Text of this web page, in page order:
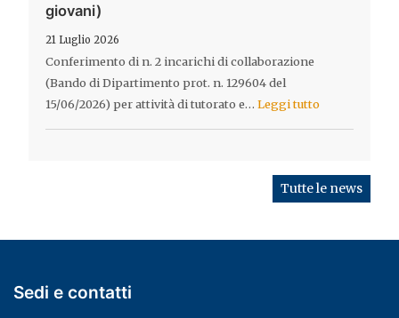
giovani)
21 Luglio 2026
Conferimento di n. 2 incarichi di collaborazione
(Bando di Dipartimento prot. n. 129604 del
15/06/2026) per attività di tutorato e…Leggi tutto
Tutte le news
Sedi e contatti